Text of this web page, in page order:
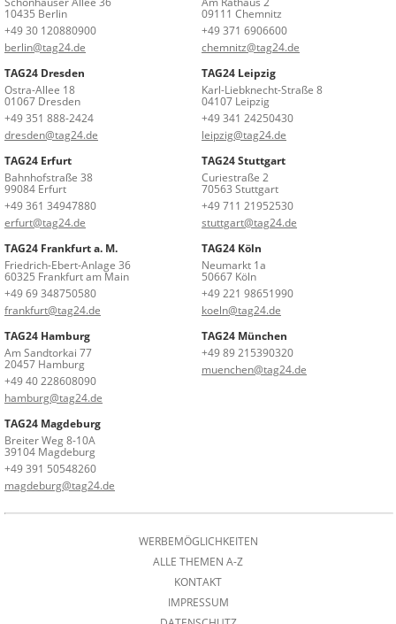
10435 Berlin
+49 30 120880900
berlin@tag24.de
09111 Chemnitz
+49 371 6906600
chemnitz@tag24.de
TAG24 Dresden
Ostra-Allee 18
01067 Dresden
+49 351 888-2424
dresden@tag24.de
TAG24 Leipzig
Karl-Liebknecht-Straße 8
04107 Leipzig
+49 341 24250430
leipzig@tag24.de
TAG24 Erfurt
Bahnhofstraße 38
99084 Erfurt
+49 361 34947880
erfurt@tag24.de
TAG24 Stuttgart
Curiestraße 2
70563 Stuttgart
+49 711 21952530
stuttgart@tag24.de
TAG24 Frankfurt a. M.
Friedrich-Ebert-Anlage 36
60325 Frankfurt am Main
+49 69 348750580
frankfurt@tag24.de
TAG24 Köln
Neumarkt 1a
50667 Köln
+49 221 98651990
koeln@tag24.de
TAG24 Hamburg
Am Sandtorkai 77
20457 Hamburg
+49 40 228608090
hamburg@tag24.de
TAG24 München
+49 89 215390320
muenchen@tag24.de
TAG24 Magdeburg
Breiter Weg 8-10A
39104 Magdeburg
+49 391 50548260
magdeburg@tag24.de
WERBEMÖGLICHKEITEN
ALLE THEMEN A-Z
KONTAKT
IMPRESSUM